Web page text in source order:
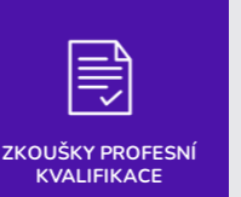
ZKOUŠKY PROFESNÍ
KVALIFIKACE